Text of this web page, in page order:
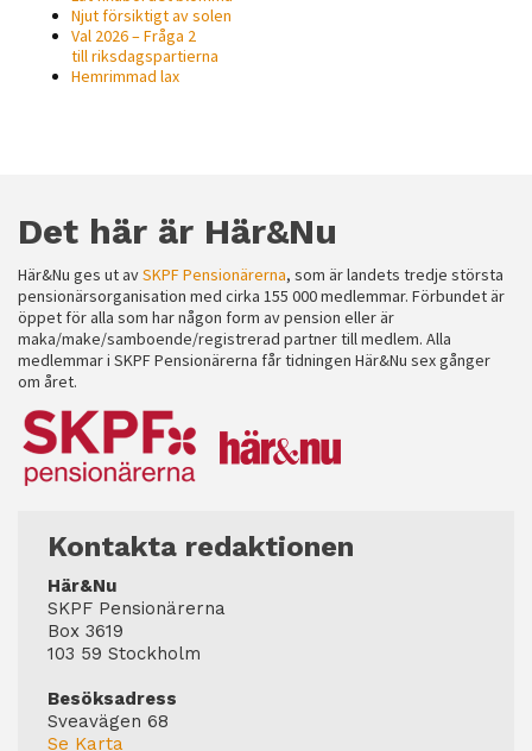
Njut försiktigt av solen
Val 2026 – Fråga 2
till riksdagspartierna
Hemrimmad lax
Det här är Här&Nu
Här&Nu ges ut avSKPF Pensionärerna, som är landets tredje största
pensionärsorganisation med cirka 155 000 medlemmar. Förbundet är
öppet för alla som har någon form av pension eller är
maka/make/samboende/registrerad partner till medlem. Alla
medlemmar i SKPF Pensionärerna får tidningen Här&Nu sex gånger
om året.
Kontakta redaktionen
Här&Nu
SKPF Pensionärerna
Box 3619
103 59 Stockholm
Besöksadress
Sveavägen 68
Se Karta